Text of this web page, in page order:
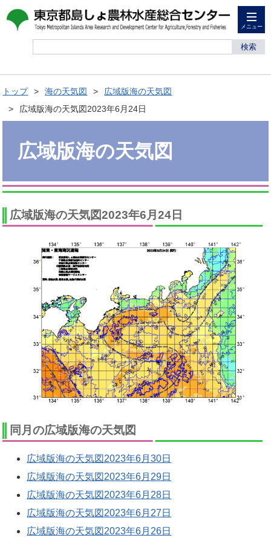
メニュー
検索
トップ 海の天気図
広域版海の天気図
広域版海の天気図2023年6月24日
広域版海の天気図
広域版海の天気図2023年6月24日
同月の広域版海の天気図
広域版海の天気図2023年6月30日
広域版海の天気図2023年6月29日
広域版海の天気図2023年6月28日
広域版海の天気図2023年6月27日
広域版海の天気図2023年6月26日